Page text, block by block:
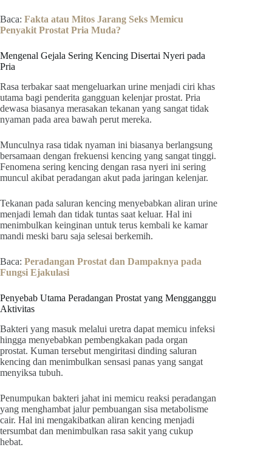
Baca: Fakta atau Mitos Jarang Seks Memicu
Penyakit Prostat Pria Muda?
Mengenal Gejala Sering Kencing Disertai Nyeri pada
Pria
Rasa terbakar saat mengeluarkan urine menjadi ciri khas
utama bagi penderita gangguan kelenjar prostat. Pria
dewasa biasanya merasakan tekanan yang sangat tidak
nyaman pada area bawah perut mereka.
Munculnya rasa tidak nyaman ini biasanya berlangsung
bersamaan dengan frekuensi kencing yang sangat tinggi.
Fenomena sering kencing dengan rasa nyeri ini sering
muncul akibat peradangan akut pada jaringan kelenjar.
Tekanan pada saluran kencing menyebabkan aliran urine
menjadi lemah dan tidak tuntas saat keluar. Hal ini
menimbulkan keinginan untuk terus kembali ke kamar
mandi meski baru saja selesai berkemih.
Baca: Peradangan Prostat dan Dampaknya pada
Fungsi Ejakulasi
Penyebab Utama Peradangan Prostat yang Mengganggu
Aktivitas
Bakteri yang masuk melalui uretra dapat memicu infeksi
hingga menyebabkan pembengkakan pada organ
prostat. Kuman tersebut mengiritasi dinding saluran
kencing dan menimbulkan sensasi panas yang sangat
menyiksa tubuh.
Penumpukan bakteri jahat ini memicu reaksi peradangan
yang menghambat jalur pembuangan sisa metabolisme
cair. Hal ini mengakibatkan aliran kencing menjadi
tersumbat dan menimbulkan rasa sakit yang cukup
hebat.